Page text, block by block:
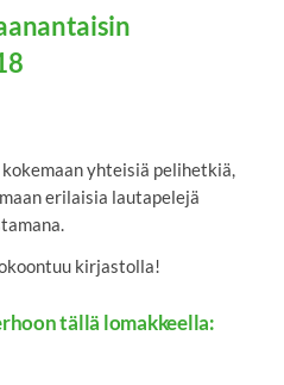
yhteisiä pelihetkiä,
erilaisia lautapelejä
kirjastolla!
tällä lomakkeella: